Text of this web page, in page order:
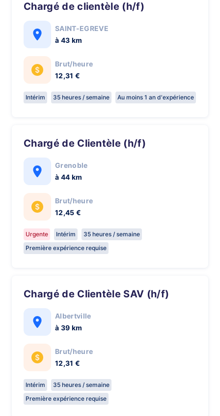
Chargé de clientèle (h/f)
SAINT-EGREVE
à 43 km
Brut/heure
12,31 €
Intérim 35 heures / semaine Au moins 1 an d'expérience
Chargé de Clientèle (h/f)
Grenoble
à 44 km
Brut/heure
12,45 €
Urgente Intérim
35 heures / semaine
Première expérience requise
Chargé de Clientèle SAV (h/f)
Albertville
à 39 km
Brut/heure
12,31 €
Intérim
35 heures / semaine
Première expérience requise